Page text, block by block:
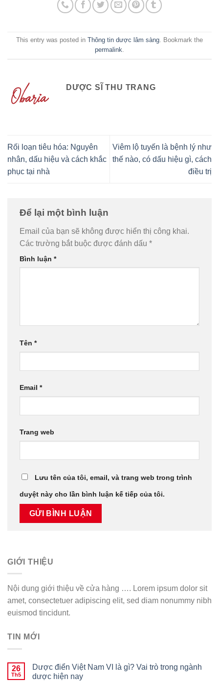
This entry was posted in Thông tin dược lâm sàng. Bookmark the
permalink.
DƯỢC SĨ THU TRANG
Rối loạn tiêu hóa: Nguyên
nhân, dấu hiệu và cách khắc
phục tại nhà
Viêm lộ tuyến là bệnh lý như
thế nào, có dấu hiệu gì, cách
điều trị
Để lại một bình luận
Email của bạn sẽ không được hiển thị công khai.
Các trường bắt buộc được đánh dấu *
Bình luận *
Tên *
Email *
Trang web
Lưu tên của tôi, email, và trang web trong trình
duyệt này cho lần bình luận kế tiếp của tôi.
GIỚI THIỆU
Nội dung giới thiệu về cửa hàng …. Lorem ipsum dolor sit
amet, consectetuer adipiscing elit, sed diam nonummy nibh
euismod tincidunt.
TIN MỚI
26
Th5
Dược điển Việt Nam VI là gì? Vai trò trong ngành
dược hiện nay